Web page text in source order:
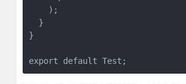
    );
  }
}
export default Test;